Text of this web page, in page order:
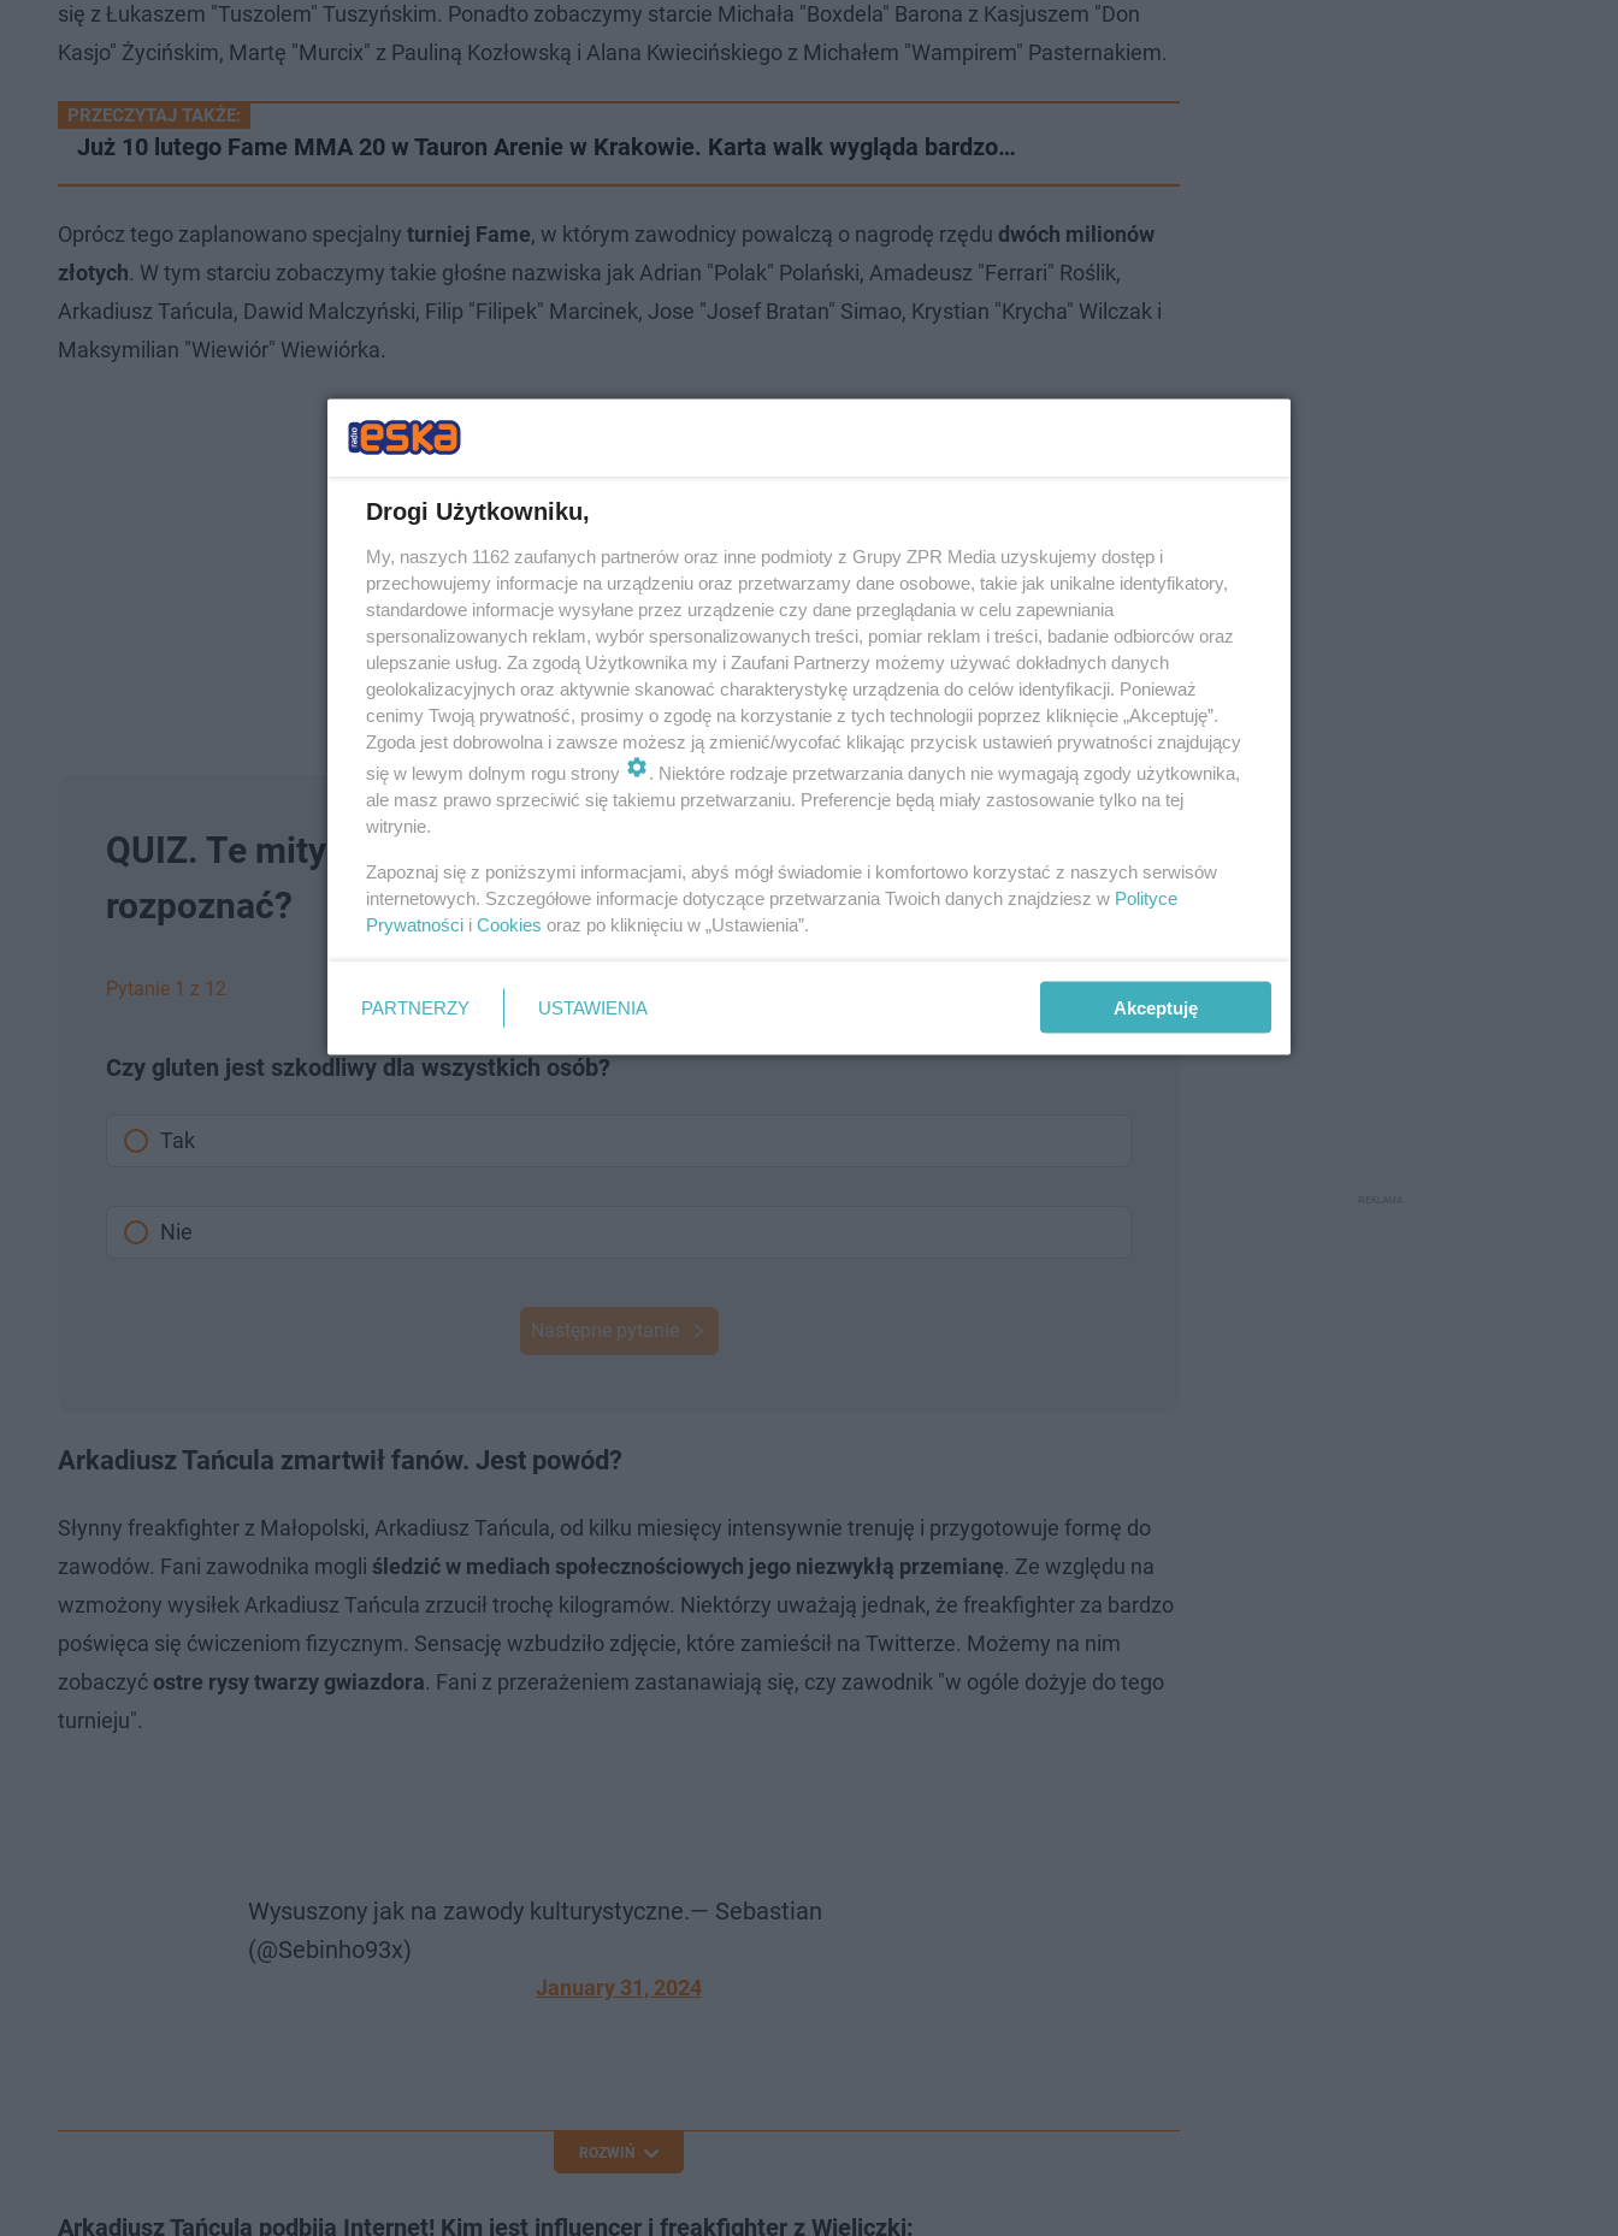
się z Łukaszem "Tuszolem" Tuszyńskim. Ponadto zobaczymy starcie Michała "Boxdela" Barona z Kasjuszem "Don
Kasjo" Życińskim, Martę "Murcix" z Pauliną Kozłowską i Alana Kwiecińskiego z Michałem "Wampirem" Pasternakiem.
PRZECZYTAJ TAKŻE:
Już 10 lutego Fame MMA 20 w Tauron Arenie w Krakowie. Karta walk wygląda bardzo…
Oprócz tego zaplanowano specjalny turniej Fame, w którym zawodnicy powalczą o nagrodę rzędu dwóch milionów
złotych. W tym starciu zobaczymy takie głośne nazwiska jak Adrian "Polak" Polański, Amadeusz "Ferrari" Roślik,
Arkadiusz Tańcula, Dawid Malczyński, Filip "Filipek" Marcinek, Jose "Josef Bratan" Simao, Krystian "Krycha" Wilczak i
Maksymilian "Wiewiór" Wiewiórka.
QUIZ. Te mity żywieniowe są często powtarzane. Potrafisz je
rozpoznać?
Pytanie 1 z 12
Czy gluten jest szkodliwy dla wszystkich osób?
Tak
Nie
Następne pytanie
Arkadiusz Tańcula zmartwił fanów. Jest powód?
Słynny freakfighter z Małopolski, Arkadiusz Tańcula, od kilku miesięcy intensywnie trenuję i przygotowuje formę do
zawodów. Fani zawodnika mogli śledzić w mediach społecznościowych jego niezwykłą przemianę. Ze względu na
wzmożony wysiłek Arkadiusz Tańcula zrzucił trochę kilogramów. Niektórzy uważają jednak, że freakfighter za bardzo
poświęca się ćwiczeniom fizycznym. Sensację wzbudziło zdjęcie, które zamieścił na Twitterze. Możemy na nim
zobaczyć ostre rysy twarzy gwiazdora. Fani z przerażeniem zastanawiają się, czy zawodnik "w ogóle dożyje do tego
turnieju".
Wysuszony jak na zawody kulturystyczne.— Sebastian
(@Sebinho93x)
January 31, 2024
ROZWIŃ
Arkadiusz Tańcula podbija Internet! Kim jest influencer i freakfighter z Wieliczki:
Drogi Użytkowniku,
My, naszych 1162 zaufanych partnerów oraz inne podmioty z Grupy ZPR Media uzyskujemy dostęp i
przechowujemy informacje na urządzeniu oraz przetwarzamy dane osobowe, takie jak unikalne identyfikatory,
standardowe informacje wysyłane przez urządzenie czy dane przeglądania w celu zapewniania
spersonalizowanych reklam, wybór spersonalizowanych treści, pomiar reklam i treści, badanie odbiorców oraz
ulepszanie usług. Za zgodą Użytkownika my i Zaufani Partnerzy możemy używać dokładnych danych
geolokalizacyjnych oraz aktywnie skanować charakterystykę urządzenia do celów identyfikacji. Ponieważ
cenimy Twoją prywatność, prosimy o zgodę na korzystanie z tych technologii poprzez kliknięcie „Akceptuję”.
Zgoda jest dobrowolna i zawsze możesz ją zmienić/wycofać klikając przycisk ustawień prywatności znajdujący
się w lewym dolnym rogu strony
. Niektóre rodzaje przetwarzania danych nie wymagają zgody użytkownika,
ale masz prawo sprzeciwić się takiemu przetwarzaniu. Preferencje będą miały zastosowanie tylko na tej
witrynie.
Zapoznaj się z poniższymi informacjami, abyś mógł świadomie i komfortowo korzystać z naszych serwisów
internetowych. Szczegółowe informacje dotyczące przetwarzania Twoich danych znajdziesz w Polityce
Prywatności i Cookies oraz po kliknięciu w „Ustawienia”.
PARTNERZY USTAWIENIA Akceptuję